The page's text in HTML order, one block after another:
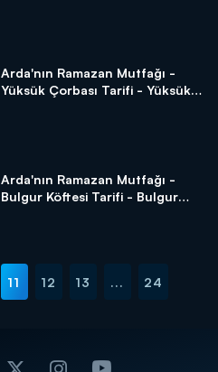
Arda'nın Ramazan Mutfağı -
Yüksük Çorbası Tarifi - Yüksük
Arda'nın Ramazan Mutfağı -
Bulgur Köftesi Tarifi - Bulgur
11 12 13 ... 24